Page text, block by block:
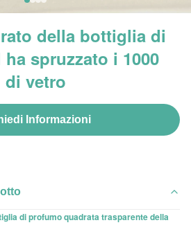
della bottiglia di
spruzzato i 1000
di vetro
Informazioni
di profumo quadrata trasparente della